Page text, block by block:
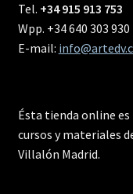
Tel. +34 915 913 753
Wpp. +34 640 303 930
E-mail:
Ésta tienda online
cursos y materiales
Villalón Madrid.